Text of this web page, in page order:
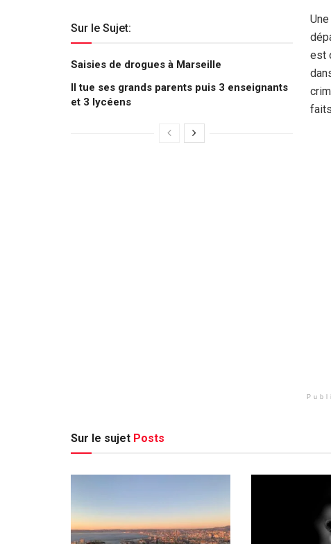
Sur le Sujet:
Saisies de drogues à Marseille
Il tue ses grands parents puis 3 enseignants
et 3 lycéens
est
Sur le sujet Posts